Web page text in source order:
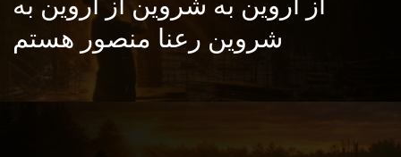
شروین رعنا منصور هستم